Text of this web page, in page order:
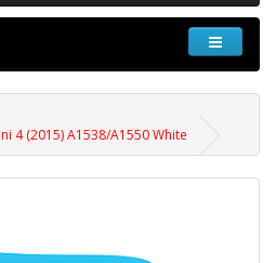
4 (2015) A1538/A1550 White